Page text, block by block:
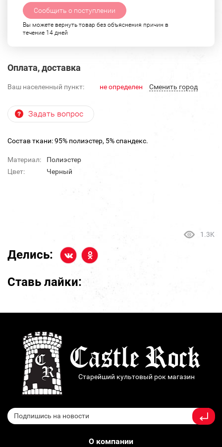
Сообщить о поступлении
Вы можете вернуть товар без объяснения причин в
течение 14 дней
Оплата, доставка
Ваш населенный пункт: не определен Cменить город
Задать вопрос
Состав ткани: 95% полиэстер, 5% спандекс.
Материал:
Полиэстер
Цвет:
Черный
1.3K
Делись:
Ставь лайки:
Старейший культовый рок магазин
О компании